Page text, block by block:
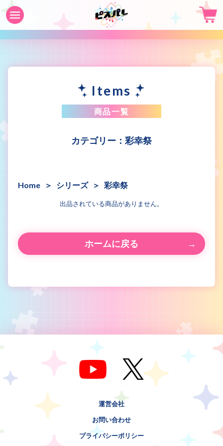
Items
商品一覧
彩幸祭
Home シリーズ 彩幸祭
出品されている商品がありません。
ホームに戻る
運営会社
お問い合わせ
プライバシーポリシー